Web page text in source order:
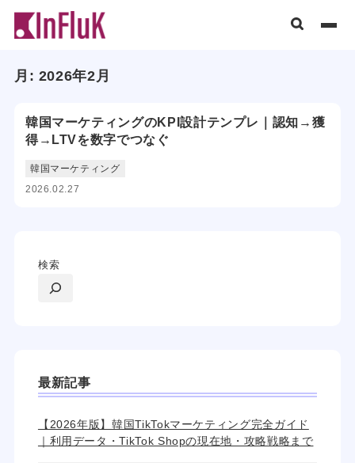
月: 2026年2月
韓国マーケティングのKPI設計テンプレ｜認知→獲
得→LTVを数字でつなぐ
韓国マーケティング
2026.02.27
検索
最新記事
【2026年版】韓国TikTokマーケティング完全ガイド
｜利用データ・TikTok Shopの現在地・攻略戦略まで